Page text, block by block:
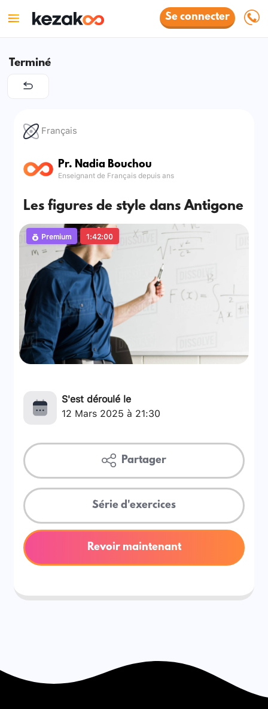
Se connecter
Terminé
Français
Pr. Nadia Bouchou
Enseignant de Français depuis ans
Les figures de style dans Antigone
Premium 1:42:00
S'est déroulé le
12 Mars 2025 à 21:30
Partager
Série d'exercices
Revoir maintenant